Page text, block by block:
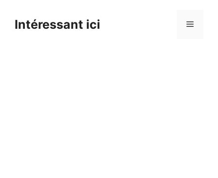
contentIntéressant ici Menu